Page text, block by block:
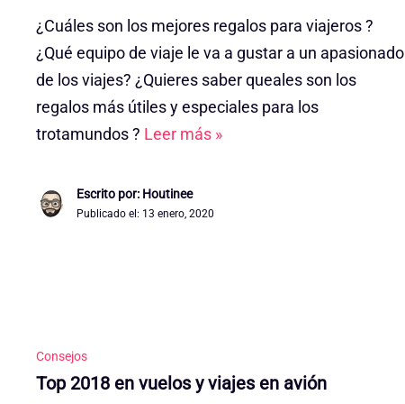
¿Cuáles son los mejores regalos para viajeros ?
¿Qué equipo de viaje le va a gustar a un apasionado
de los viajes? ¿Quieres saber queales son los
regalos más útiles y especiales para los
trotamundos ? Leer más »
Escrito por: Houtinee
Publicado el: 13 enero, 2020
Consejos
Top 2018 en vuelos y viajes en avión